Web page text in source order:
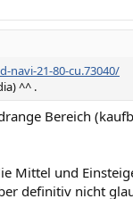
21-80-cu.73040/
^^ .
Bereich
Mittel und
definitiv nicht